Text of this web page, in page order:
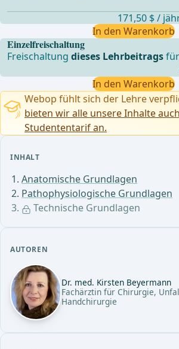
INHALT
Anatomische Grundlagen
Pathophysiologische Grundlagen
Technische Grundlagen
AUTOREN
Dr. med. Kirsten Beyermann
Fachärztin für Chirurgie,
Handchirurgie
Einzelfreischaltung
Freischaltungdieses Lehrbeitrags
In den Warenkorb
171,50 $ /
In den Warenkorb
Webop fühlt sich der Lehre
bieten wir alle unsere Inhalte
Studententarif an.